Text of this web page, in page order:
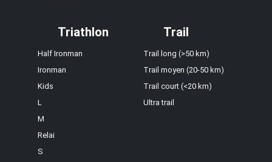
Triathlon
Half Ironman
Ironman
Kids
L
M
Relai
S
Trail
Trail long (>50 km)
Trail moyen (20-50 km)
Trail court (<20 km)
Ultra trail